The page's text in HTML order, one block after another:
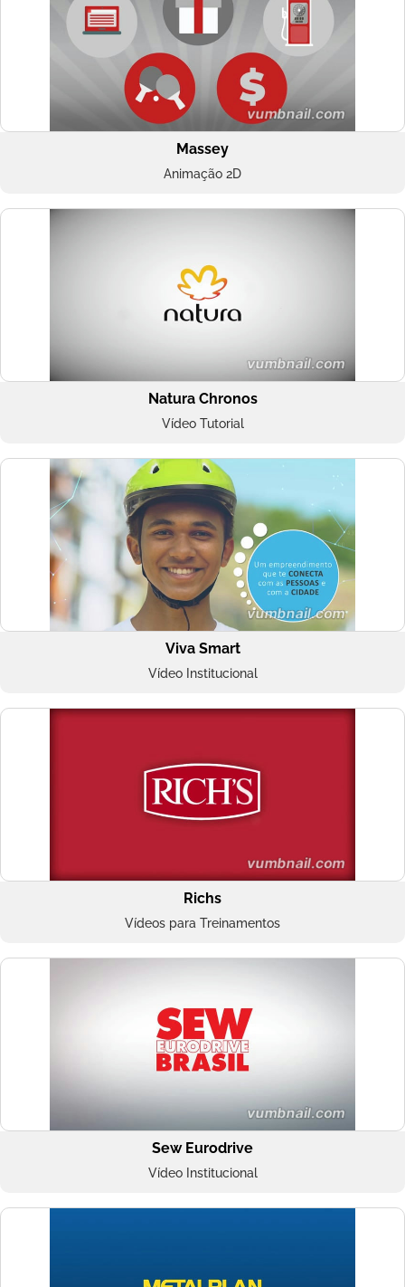
Massey
Animação 2D
Natura Chronos
Vídeo Tutorial
Viva Smart
Vídeo Institucional
Richs
Vídeos para Treinamentos
Sew Eurodrive
Vídeo Institucional